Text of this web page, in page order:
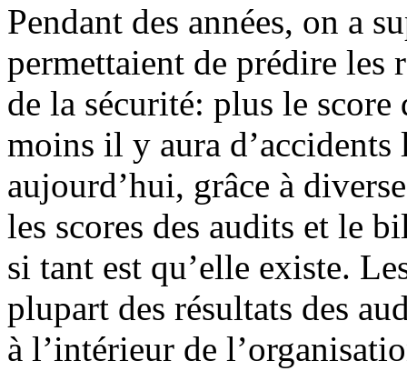
Pendant des années, on a
permettaient de prédire les
de la sécurité: plus le score
moins il y aura d’accidents
aujourd’hui, grâce à
les scores des audits et le
si tant est qu’elle existe.
plupart des résultats des
à l’intérieur de